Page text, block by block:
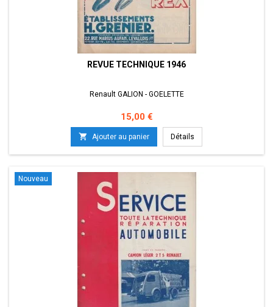
REVUE TECHNIQUE 1946
Renault GALION - GOELETTE
Prix
15,00 €
 Ajouter au panier Détails
Nouveau